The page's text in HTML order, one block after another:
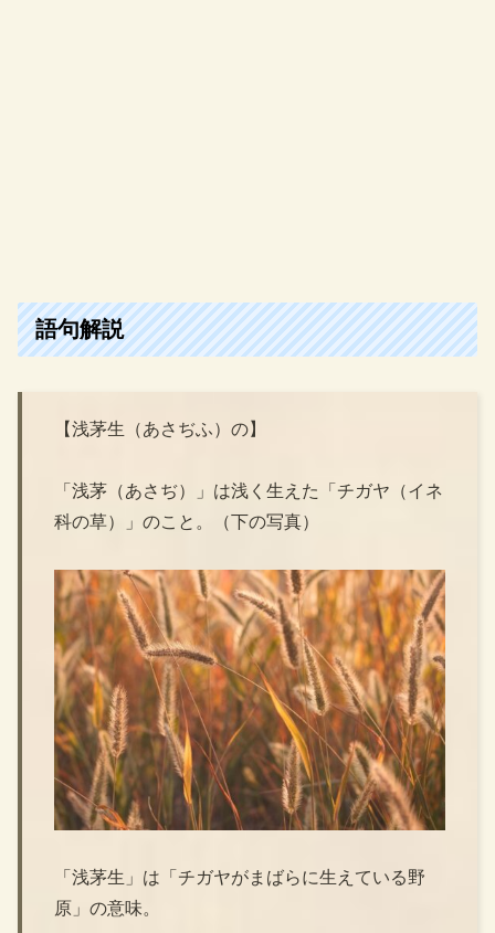
語句解説
【浅茅生（あさぢふ）の】
「浅茅（あさぢ）」は浅く生えた「チガヤ（イネ
科の草）」のこと。（下の写真）
「浅茅生」は「チガヤがまばらに生えている野
原」の意味。